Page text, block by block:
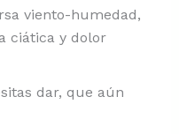
viento-humedad,
ciática y dolor
dar, que aún